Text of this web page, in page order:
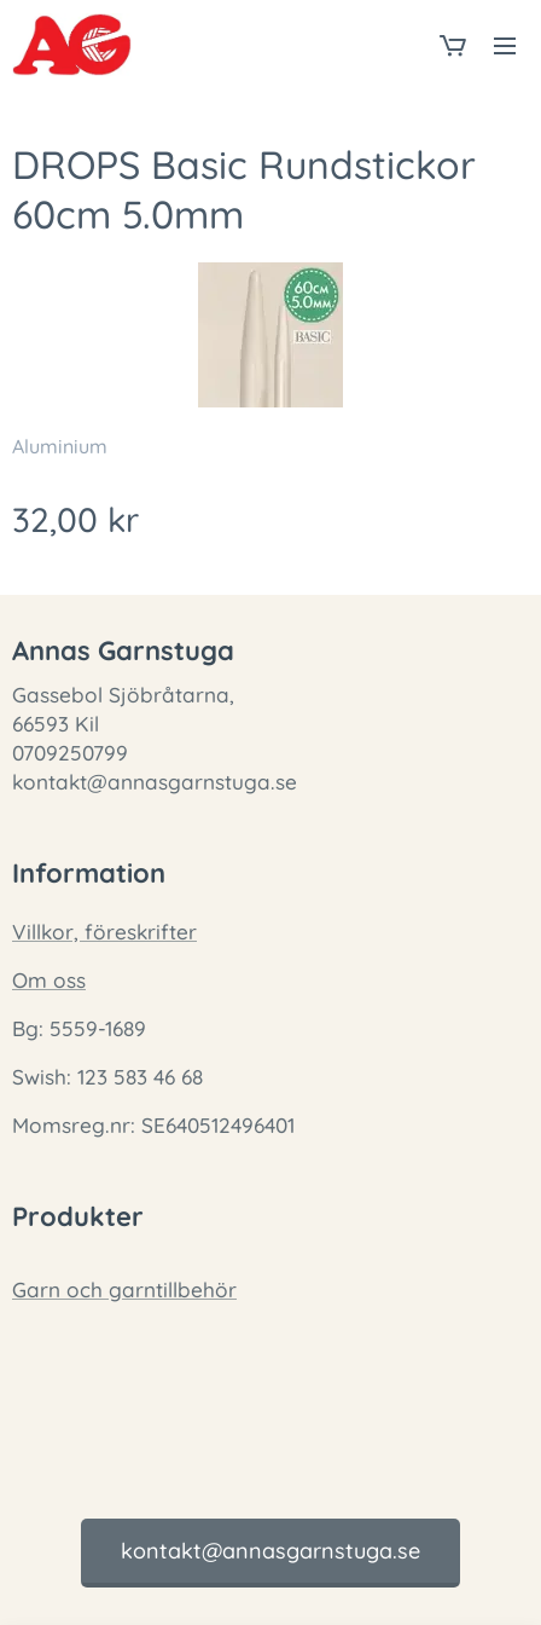
DROPS Basic Rundstickor
60cm 5.0mm
Aluminium
32,00 kr
Annas Garnstuga
Gassebol Sjöbråtarna,
66593 Kil
0709250799
kontakt@annasgarnstuga.se
Information
Villkor, föreskrifter
Om oss
Bg: 5559-1689
Swish: 123 583 46 68
Momsreg.nr: SE640512496401
Produkter
Garn och garntillbehör
kontakt@annasgarnstuga.se